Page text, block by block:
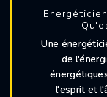
Une
de
l'esprit et